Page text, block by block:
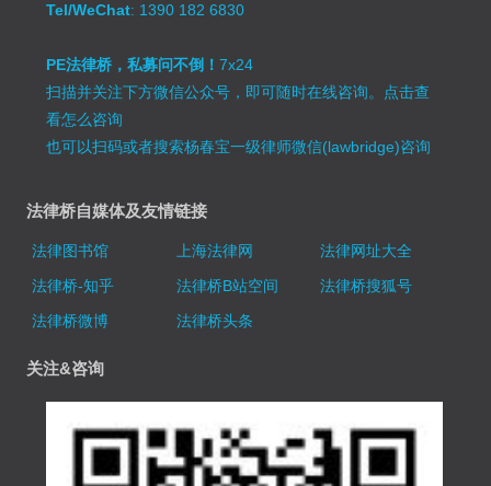
Tel/WeChat: 1390 182 6830
PE法律桥，私募问不倒！7x24
扫描并关注下方微信公众号，即可随时在线咨询。 点击查
看怎么咨询
也可以扫码或者搜索杨春宝一级律师微信(lawbridge)咨询
法律桥自媒体及友情链接
法律图书馆 上海法律网
法律网址大全
法律桥-知乎
法律桥B站空间
法律桥搜狐号
法律桥微博
法律桥头条
关注&咨询